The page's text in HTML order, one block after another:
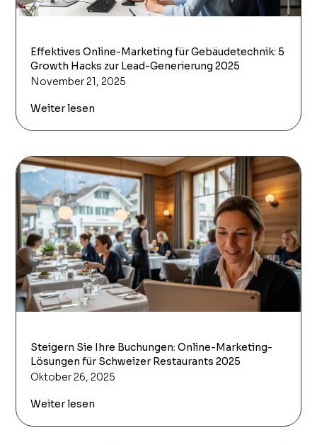
Effektives Online-Marketing für Gebäudetechnik: 5
Growth Hacks zur Lead-Generierung 2025
November 21, 2025
Weiter lesen
Steigern Sie Ihre Buchungen: Online-Marketing-
Lösungen für Schweizer Restaurants 2025
Oktober 26, 2025
Weiter lesen